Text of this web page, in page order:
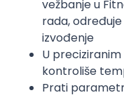
vežbanje u
rada,
izvođenje
U
kontroliše
Prati